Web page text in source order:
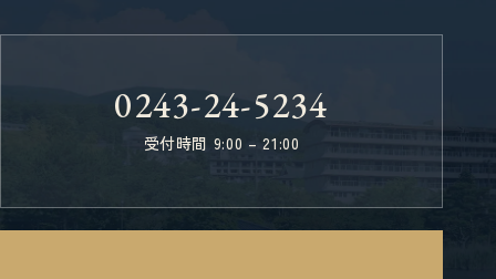
0243-24-5234
受付時間 9:00 – 21:00